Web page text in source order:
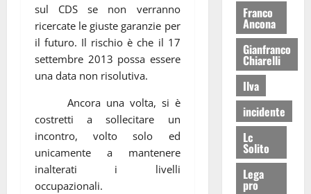
sul CDS se non verranno
ricercate le giuste garanzie per
il futuro. Il rischio è che il 17
settembre 2013 possa essere
una data non risolutiva.
Ancora una volta, si è
costretti a sollecitare un
incontro, volto solo ed
unicamente a mantenere
inalterati i livelli
occupazionali.
Franco
Ancona
Gianfranco
Chiarelli
Ilva
incidente
Lc
Solito
Lega
pro